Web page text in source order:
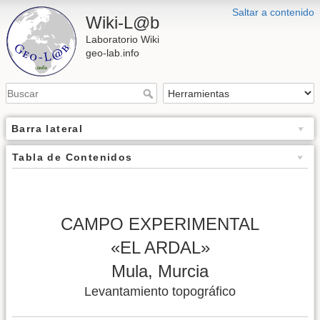
Saltar a contenido
Wiki-L@b
Laboratorio Wiki
geo-lab.info
Barra lateral
Tabla de Contenidos
CAMPO EXPERIMENTAL
«EL ARDAL»
Mula, Murcia
Levantamiento topográfico